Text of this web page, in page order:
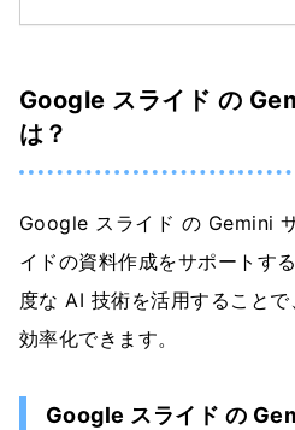
Google スライド の
は？
Google スライド の Gemini
イドの資料作成をサポートす
度な AI 技術を活用すること
効率化できます。
Google スライド の